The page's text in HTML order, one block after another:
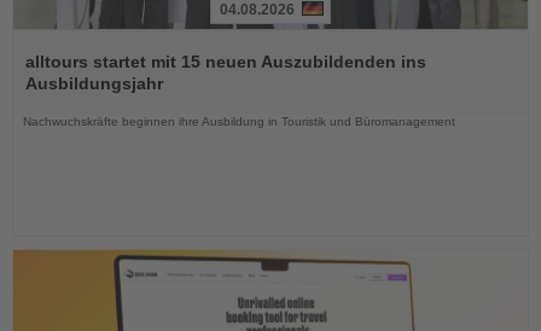
Sie
die
04.08.2026
alltours startet mit 15 neuen Auszubildenden ins
Ausbildungsjahr
Nachwuchskräfte beginnen ihre Ausbildung in Touristik und Büromanagement